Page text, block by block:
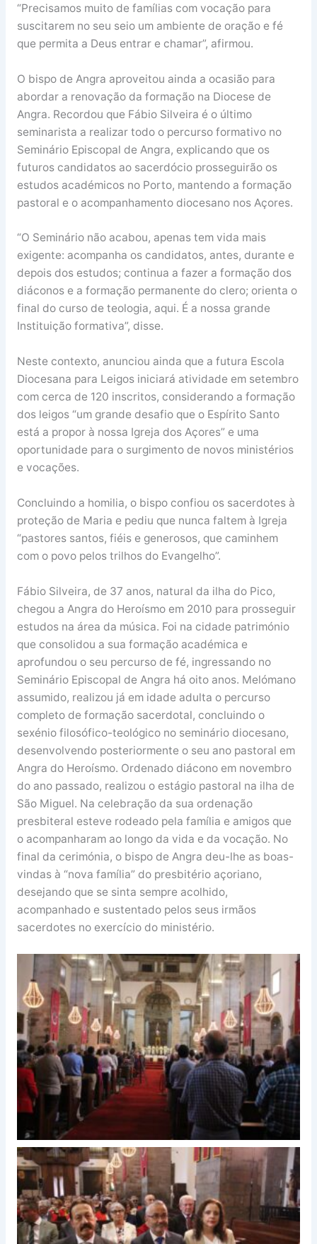
“Precisamos muito de famílias com vocação para
suscitarem no seu seio um ambiente de oração e fé
que permita a Deus entrar e chamar”, afirmou.
O bispo de Angra aproveitou ainda a ocasião para
abordar a renovação da formação na Diocese de
Angra. Recordou que Fábio Silveira é o último
seminarista a realizar todo o percurso formativo no
Seminário Episcopal de Angra, explicando que os
futuros candidatos ao sacerdócio prosseguirão os
estudos académicos no Porto, mantendo a formação
pastoral e o acompanhamento diocesano nos Açores.
“O Seminário não acabou, apenas tem vida mais
exigente: acompanha os candidatos, antes, durante e
depois dos estudos; continua a fazer a formação dos
diáconos e a formação permanente do clero; orienta o
final do curso de teologia, aqui. É a nossa grande
Instituição formativa”, disse.
Neste contexto, anunciou ainda que a futura Escola
Diocesana para Leigos iniciará atividade em setembro
com cerca de 120 inscritos, considerando a formação
dos leigos “um grande desafio que o Espírito Santo
está a propor à nossa Igreja dos Açores” e uma
oportunidade para o surgimento de novos ministérios
e vocações.
Concluindo a homilia, o bispo confiou os sacerdotes à
proteção de Maria e pediu que nunca faltem à Igreja
“pastores santos, fiéis e generosos, que caminhem
com o povo pelos trilhos do Evangelho”.
Fábio Silveira, de 37 anos, natural da ilha do Pico,
chegou a Angra do Heroísmo em 2010 para prosseguir
estudos na área da música. Foi na cidade património
que consolidou a sua formação académica e
aprofundou o seu percurso de fé, ingressando no
Seminário Episcopal de Angra há oito anos. Melómano
assumido, realizou já em idade adulta o percurso
completo de formação sacerdotal, concluindo o
sexénio filosófico-teológico no seminário diocesano,
desenvolvendo posteriormente o seu ano pastoral em
Angra do Heroísmo. Ordenado diácono em novembro
do ano passado, realizou o estágio pastoral na ilha de
São Miguel. Na celebração da sua ordenação
presbiteral esteve rodeado pela família e amigos que
o acompanharam ao longo da vida e da vocação. No
final da cerimónia, o bispo de Angra deu-lhe as boas-
vindas à “nova família” do presbitério açoriano,
desejando que se sinta sempre acolhido,
acompanhado e sustentado pelos seus irmãos
sacerdotes no exercício do ministério.